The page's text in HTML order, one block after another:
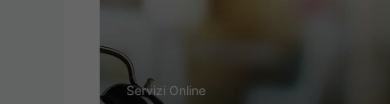
Servizi Online